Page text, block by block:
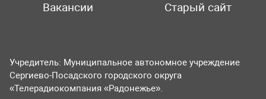
Вакансии
Старый сайт
Учредитель: Муниципальное автономное учреждение
Сергиево-Посадского городского округа
«Телерадиокомпания «Радонежье».